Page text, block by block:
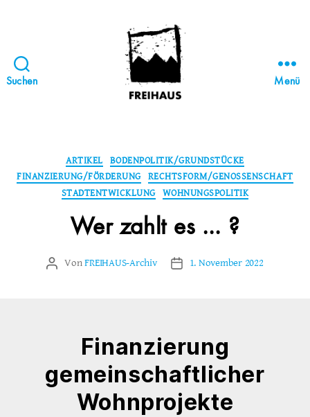
Suchen
STATTBAU
HAMBURG
Menü
Kategorien
ARTIKEL
BODENPOLITIK/GRUNDSTÜCKE
FINANZIERUNG/FÖRDERUNG
RECHTSFORM/GENOSSENSCHAFT
STADTENTWICKLUNG
WOHNUNGSPOLITIK
Wer zahlt es … ?
Beitragsautor
VonFREIHAUS-Archiv Veröffentlichungsdatum
1. November 2022
Finanzierung
gemeinschaftlicher
Wohnprojekte